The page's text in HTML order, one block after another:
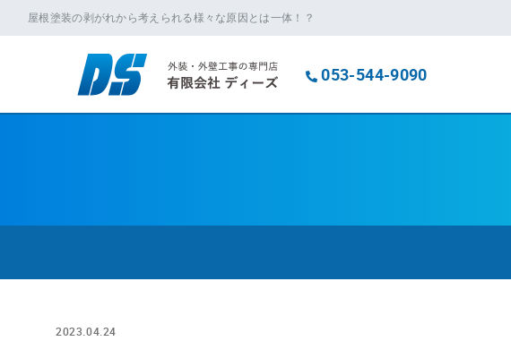
屋根塗装の剥がれから考えられる様々な原因とは一体！？
053-544-9090
2023.04.24